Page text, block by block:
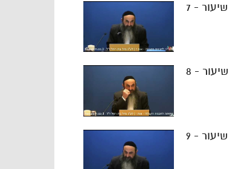
שיעור - 7
שיעור - 8
שיעור - 9